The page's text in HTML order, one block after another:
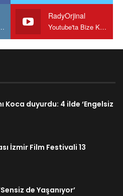
katılın
RadyOrjinal
Youtube'ta Bize Katılın
Koca duyurdu: 4 ilde ‘Engelsiz
İzmir Film Festivali 13
de Yaşanıyor’